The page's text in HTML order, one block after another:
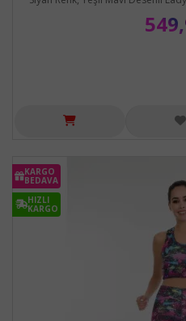
KARGO
BEDAVA
HIZLI
KARGO